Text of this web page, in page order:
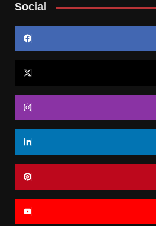
Social